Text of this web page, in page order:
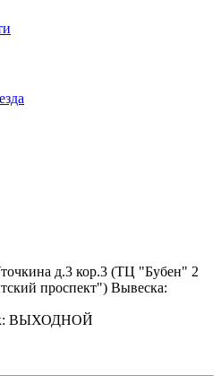
д.3 кор.3 (ТЦ "Бубен" 2
проспект") Вывеска:
ВЫХОДНОЙ